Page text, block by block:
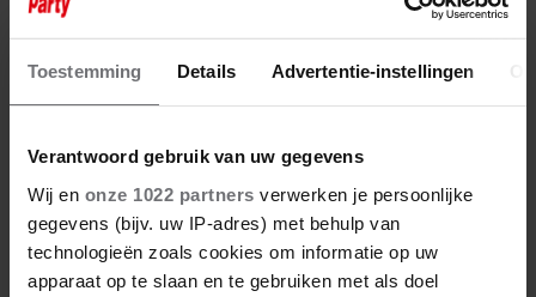
Toestemming Details Advertentie-instellingen
Verantwoord gebruik van uw gegevens
Wij en onze 1022 partners verwerken je persoonlijke
gegevens (bijv. uw IP-adres) met behulp van
technologieën zoals cookies om informatie op uw
apparaat op te slaan en te gebruiken met als doel
7 maart 2025